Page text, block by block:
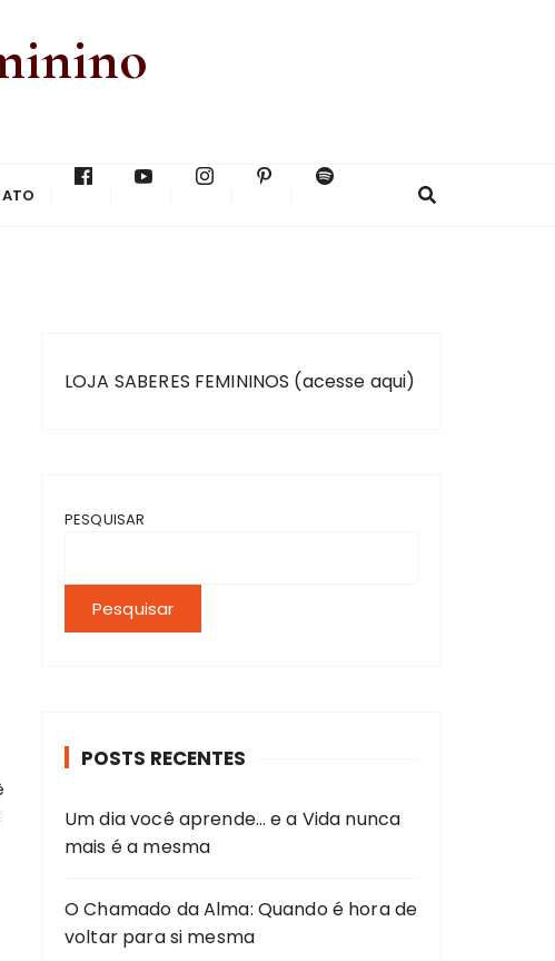
LOJA SABERES FEMININOS (acesse aqui)
PESQUISAR
Pesquisar
POSTS RECENTES
Um dia você aprende… e a Vida nunca
mais é a mesma
O Chamado da Alma: Quando é hora de
voltar para si mesma